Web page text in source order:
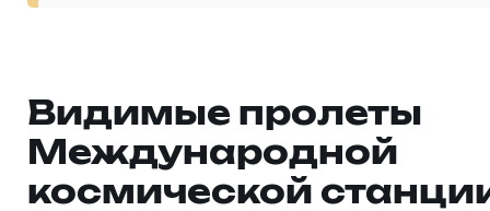
Видимые пролеты
Международной
космической